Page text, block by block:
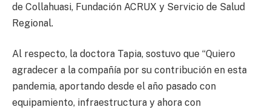
de Collahuasi, Fundación ACRUX y Servicio de Salud
Regional.
Al respecto, la doctora Tapia, sostuvo que “Quiero
agradecer a la compañía por su contribución en esta
pandemia, aportando desde el año pasado con
equipamiento, infraestructura y ahora con